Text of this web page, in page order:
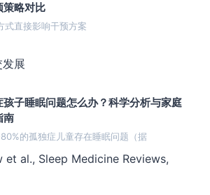
策略对比
式直接影响干预方案
展
孩子睡眠问题怎么办？科学分析与家庭
南
的孤独症儿童存在睡眠问题（据
et al., Sleep Medicine Reviews,